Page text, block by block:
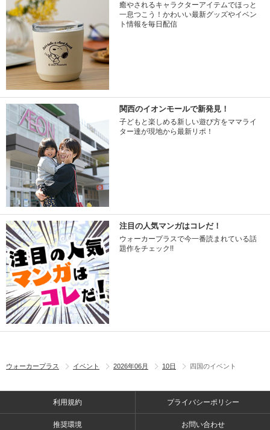
癒やされるキャラクターアイテムでほっと
一息つこう！かわいい最新グッズやイベン
ト情報を毎日配信
関西のイオンモールで新発見！
子どもと楽しめる新しい遊び方をママライ
ター達が現地から最新リポ！
注目の人気マンガはコレだ！
ウォーカープラスで今一番読まれている話
題作をチェック!!
ウォーカープラス イベント 2026年06月 10日 四国のイベント
利用規約 プライバシーポリシー
推奨環境 お問い合わせ